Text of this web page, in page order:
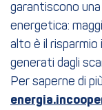
garantiscono
energetica:
alto è il risparmio
generati dagli
Per saperne di